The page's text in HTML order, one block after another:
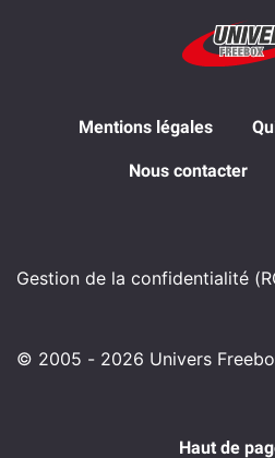
Mentions légales
Nous contacter
Gestion de la confidentialité
© 2005 - 2026 Univers
Haut de